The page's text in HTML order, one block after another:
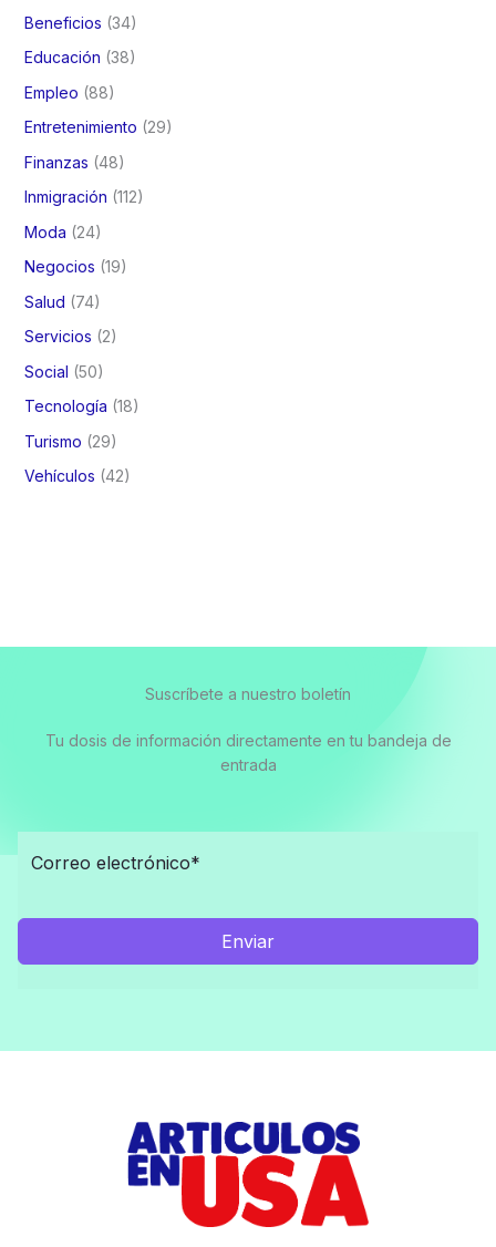
Beneficios (34)
Educación (38)
Empleo (88)
Entretenimiento (29)
Finanzas (48)
Inmigración (112)
Moda (24)
Negocios (19)
Salud (74)
Servicios (2)
Social (50)
Tecnología (18)
Turismo (29)
Vehículos (42)
Suscríbete a nuestro boletín
Tu dosis de información directamente en tu bandeja de
entrada
Enviar